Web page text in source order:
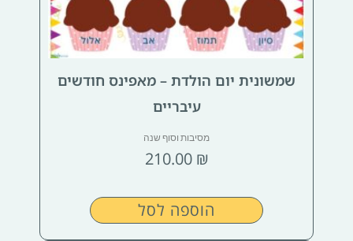
שמשונית יום הולדת – מאפינס חודשים
עיבריים
מסיבות וסוף שנה
210.00 ₪
הוספה לסל